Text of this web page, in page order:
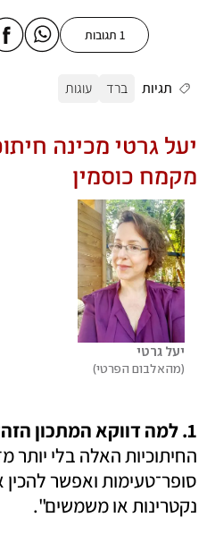
1 תגובות
תגיות ברד עוגות
מקמח כוסמין
יעל גרטי
מהאלבום הפרטי
1. למה דווקא המתכון הזה?
נקטרינות או משמשים".